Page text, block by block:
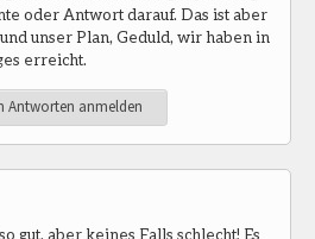
oder Antwort darauf. Das ist aber
unser Plan, Geduld, wir haben in
erreicht.
Antworten anmelden
gut, aber keines Falls schlecht! Es